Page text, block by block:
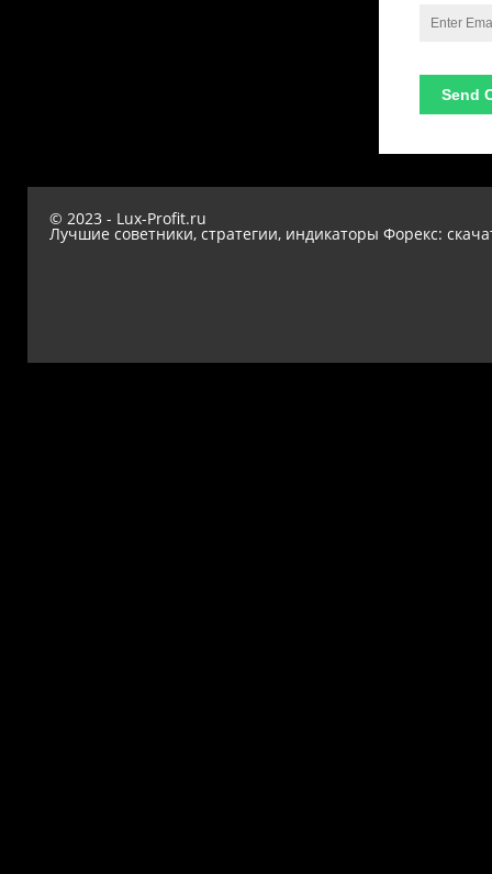
© 2023 - Lux-Profit.ru
Лучшие советники, стратегии, индикаторы Форекс: